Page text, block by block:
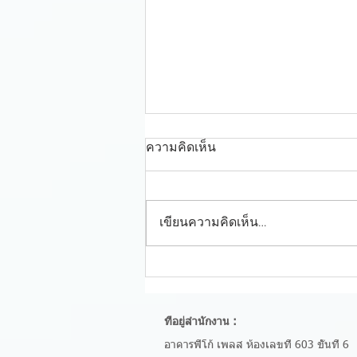
กรอ. ติดตามการดำเนินการ
ความคิดเห็น
เขียนความคิดเห็น…
ที่อยู่สำนักงาน :
อาคารฟิโก้ เพลส ห้องเลขที่ 603 ชั้นที่ 6